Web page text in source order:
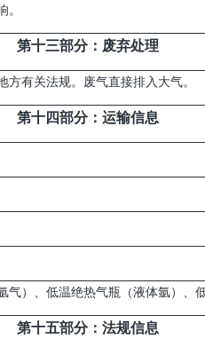
第十三部分：废弃处理
方有关法规。废气直接排入大气。
第十四部分：运输信息
气）、低温绝热气瓶（液体氩）、
第十五部分：法规信息